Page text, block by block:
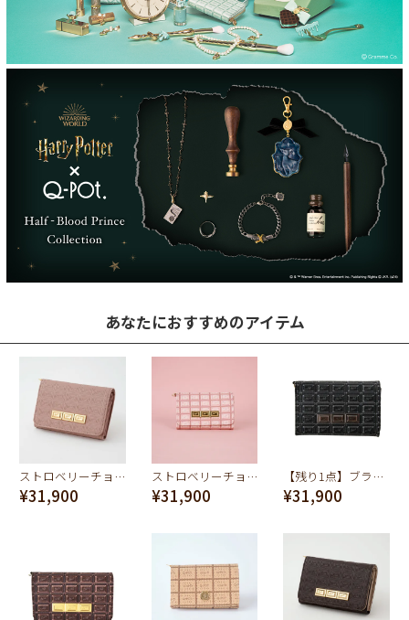
あなたにおすすめのアイテム
ストロベリーチョコレートバー ショートウォレット（財布）
¥31,900
ストロベリーチョコレート ショートウォレット（財布）
¥31,900
【残り1点】ブラックチョコレート ショートウォレット（財布）
¥31,900